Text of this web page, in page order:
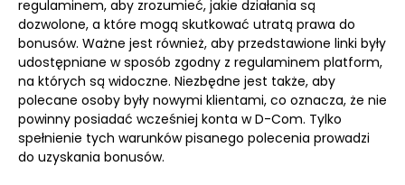
regulaminem, aby zrozumieć, jakie działania są
dozwolone, a które mogą skutkować utratą prawa do
bonusów. Ważne jest również, aby przedstawione linki były
udostępniane w sposób zgodny z regulaminem platform,
na których są widoczne. Niezbędne jest także, aby
polecane osoby były nowymi klientami, co oznacza, że nie
powinny posiadać wcześniej konta w D-Com. Tylko
spełnienie tych warunków pisanego polecenia prowadzi
do uzyskania bonusów.